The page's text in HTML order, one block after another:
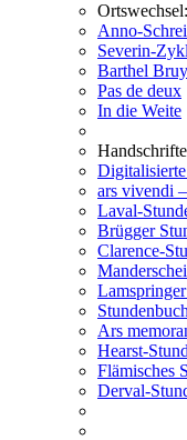
Ortswechsel:
Anno-
Severin-
Barthel
Pas de deux
In die Weite
ars vivendi
Laval-
Brügger
Clarence-
Ars
Hearst-
Flämisches
Derval-